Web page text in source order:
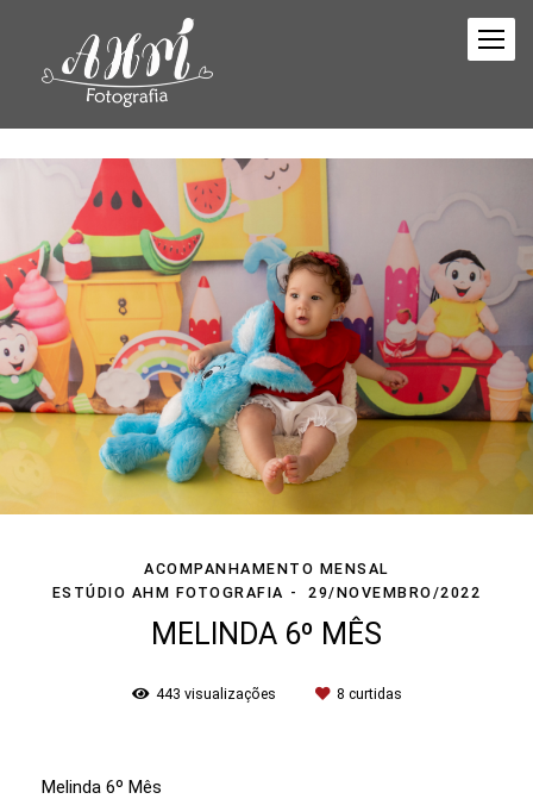
ACOMPANHAMENTO MENSAL
ESTÚDIO AHM FOTOGRAFIA
29/NOVEMBRO/2022
MELINDA 6º MÊS
443 visualizações 8 curtidas
Melinda 6º Mês